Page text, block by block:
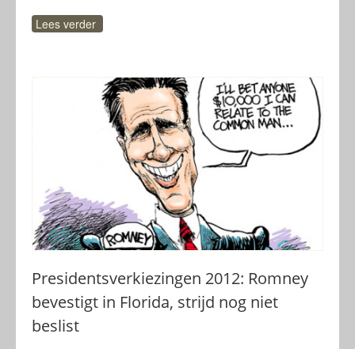
Lees verder
Presidentsverkiezingen 2012: Romney
bevestigt in Florida, strijd nog niet
beslist